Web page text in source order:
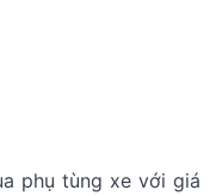
phụ tùng xe với giá